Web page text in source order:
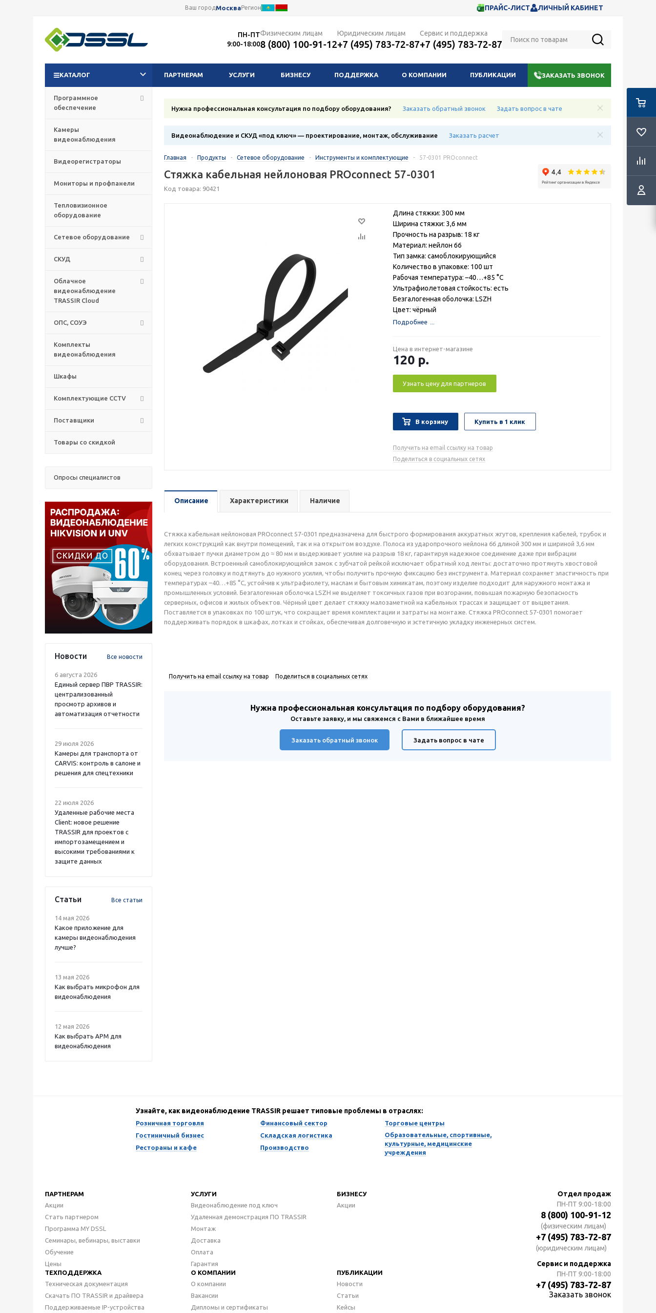
Ваш городМоскваРегион ПРАЙС-ЛИСТ ЛИЧНЫЙ КАБИНЕТ
ПН-ПТ
9:00-18:00
Физическим лицам
8 (800) 100-91-12
Юридическим лицам
+7 (495) 783-72-87
Сервис и поддержка
+7 (495) 783-72-87
КАТАЛОГ ПАРТНЕРАМ УСЛУГИ БИЗНЕСУ ПОДДЕРЖКА О КОМПАНИИ ПУБЛИКАЦИИ ЗАКАЗАТЬ ЗВОНОК
Программное
обеспечение
Камеры
видеонаблюдения
Видеорегистраторы
Мониторы и профпанели
Тепловизионное
оборудование
Сетевое оборудование
СКУД
Облачное
видеонаблюдение
TRASSIR Cloud
ОПС, СОУЭ
Комплекты
видеонаблюдения
Шкафы
Комплектующие CCTV
Поставщики
Товары со скидкой
Опросы специалистов
Новости Все новости
6 августа 2026
Единый сервер ПВР TRASSIR:
централизованный
просмотр архивов и
автоматизация отчетности
29 июля 2026
Камеры для транспорта от
CARVIS: контроль в салоне и
решения для спецтехники
22 июля 2026
Удаленные рабочие места
Client: новое решение
TRASSIR для проектов с
импортозамещением и
высокими требованиями к
защите данных
Статьи Все статьи
14 мая 2026
Какое приложение для
камеры видеонаблюдения
лучше?
13 мая 2026
Как выбрать микрофон для
видеонаблюдения
12 мая 2026
Как выбрать APM для
видеонаблюдения
Нужна профессиональная консультация по подбору оборудования? Заказать обратный звонок Задать вопрос в чате
Видеонаблюдение и СКУД «под ключ» — проектирование, монтаж, обслуживание Заказать расчет
Главная - Продукты - Сетевое оборудование - Инструменты и комплектующие - 57-0301 PROconnect
Стяжка кабельная нейлоновая PROconnect 57-0301
Код товара: 90421
Длина стяжки: 300 мм
Ширина стяжки: 3,6 мм
Прочность на разрыв: 18 кг
Материал: нейлон 66
Тип замка: самоблокирующийся
Количество в упаковке: 100 шт
Рабочая температура: –40…+85 °C
Ультрафиолетовая стойкость: есть
Безгалогенная оболочка: LSZH
Цвет: чёрный
Подробнее
Цена в интернет-магазине
120 р.
Узнать цену для партнеров
В корзину Купить в 1 клик
Получить на email ссылку на товар
Поделиться в социальных сетях
Описание Характеристики Наличие
Стяжка кабельная нейлоновая PROconnect 57-0301 предназначена для быстрого формирования аккуратных жгутов, крепления кабелей, трубок и
легких конструкций как внутри помещений, так и на открытом воздухе. Полоса из ударопрочного нейлона 66 длиной 300 мм и шириной 3,6 мм
обхватывает пучки диаметром до ≈ 80 мм и выдерживает усилие на разрыв 18 кг, гарантируя надежное соединение даже при вибрации
оборудования. Встроенный самоблокирующийся замок с зубчатой рейкой исключает обратный ход ленты: достаточно протянуть хвостовой
конец через головку и подтянуть до нужного усилия, чтобы получить прочную фиксацию без инструмента. Материал сохраняет эластичность при
температурах –40…+85 °C, устойчив к ультрафиолету, маслам и бытовым химикатам, поэтому изделие подходит для наружного монтажа и
промышленных условий. Безгалогенная оболочка LSZH не выделяет токсичных газов при возгорании, повышая пожарную безопасность
серверных, офисов и жилых объектов. Чёрный цвет делает стяжку малозаметной на кабельных трассах и защищает от выцветания.
Поставляется в упаковках по 100 штук, что сокращает время комплектации и затраты на монтаже. Стяжка PROconnect 57-0301 помогает
поддерживать порядок в шкафах, лотках и стойках, обеспечивая долговечную и эстетичную укладку инженерных систем.
Получить на email ссылку на товар Поделиться в социальных сетях
Нужна профессиональная консультация по подбору оборудования?
Оставьте заявку, и мы свяжемся с Вами в ближайшее время
Заказать обратный звонок Задать вопрос в чате
Узнайте, как видеонаблюдение TRASSIR решает типовые проблемы в отраслях:
Розничная торговля
Гостиничный бизнес
Рестораны и кафе
Финансовый сектор
Складская логистика
Производство
Торговые центры
Образовательные, спортивные,
культурные, медицинские
учреждения
ПАРТНЕРАМ
Акции
Стать партнером
Программа MY DSSL
Семинары, вебинары, выставки
Обучение
Цены
УСЛУГИ
Видеонаблюдение под ключ
Удаленная демонстрация ПО TRASSIR
Монтаж
Доставка
Оплата
Гарантия
БИЗНЕСУ
Акции
ТЕХПОДДЕРЖКА
Техническая документация
Скачать ПО TRASSIR и драйвера
Поддерживаемые IP-устройства
О КОМПАНИИ
О компании
Вакансии
Дипломы и сертификаты
ПУБЛИКАЦИИ
Новости
Статьи
Кейсы
Отдел продаж
ПН-ПТ 9:00-18:00
8 (800) 100-91-12
(физическим лицам)
+7 (495) 783-72-87
(юридическим лицам)
Сервис и поддержка
ПН-ПТ 9:00-18:00
+7 (495) 783-72-87
Заказать звонок